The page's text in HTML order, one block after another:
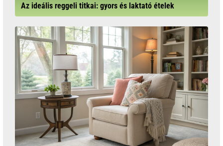
Az ideális reggeli titkai: gyors és laktató ételek